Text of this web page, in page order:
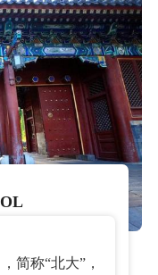
简称“北大”，